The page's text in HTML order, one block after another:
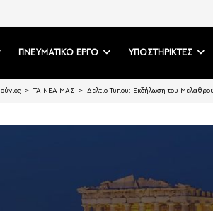
ΠΝΕΥΜΑΤΙΚΟ ΕΡΓΟ ΥΠΟΣΤΗΡΙΚΤΕΣ
Ιούνιος > ΤΑ ΝΕΑ ΜΑΣ > Δελτίο Τύπου: Εκδήλωση του Μελάθρου